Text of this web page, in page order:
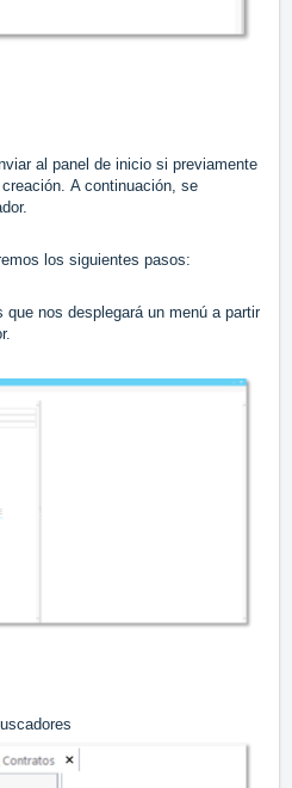
al panel de inicio si previamente
A continuación, se
los siguientes pasos:
que nos desplegará un menú a partir